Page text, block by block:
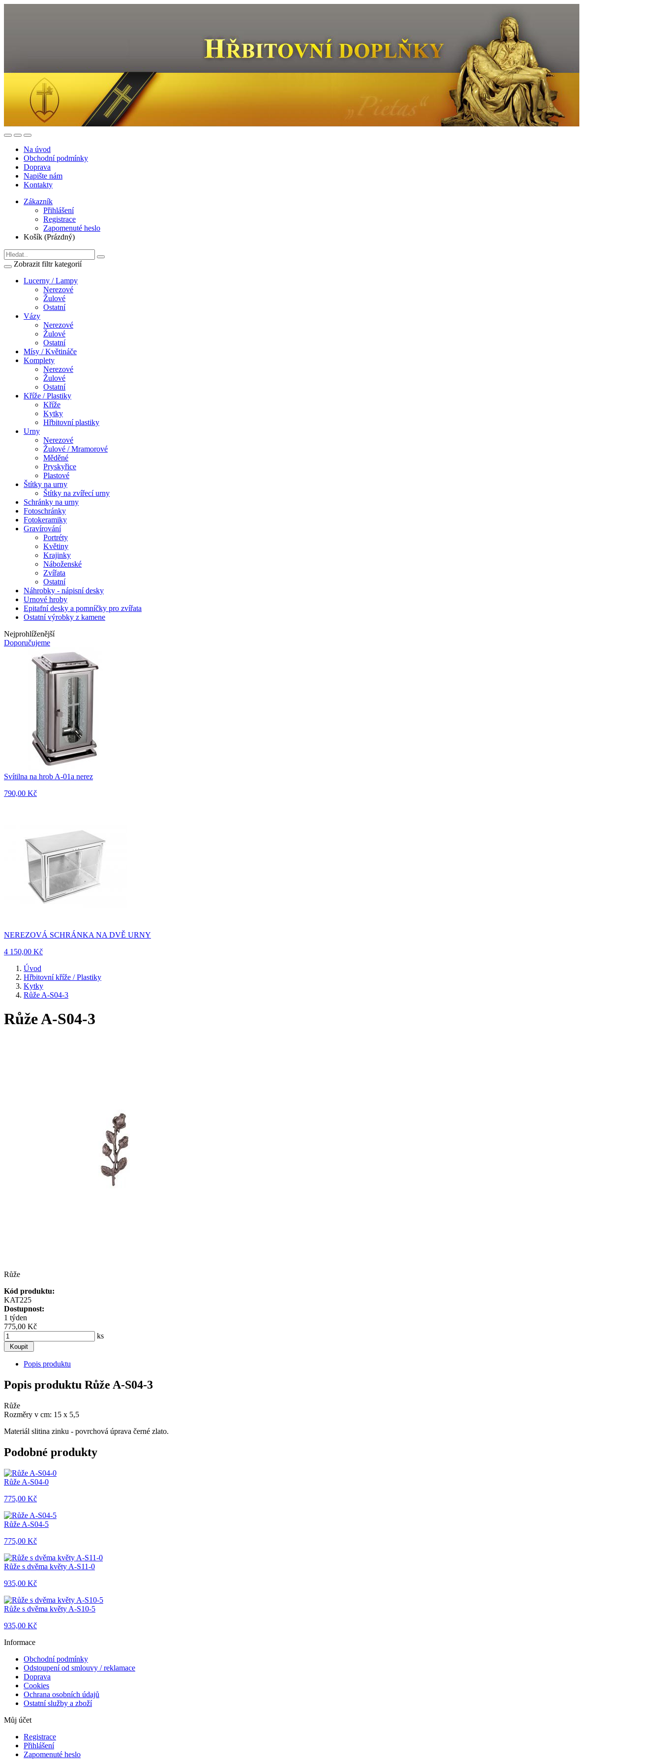
Na úvod
Obchodní podmínky
Doprava
Napište nám
Kontakty
Zákazník
Přihlášení
Registrace
Zapomenuté heslo
Košík (Prázdný)
Zobrazit filtr kategorií
Lucerny / Lampy
Nerezové
Žulové
Ostatní
Vázy
Nerezové
Žulové
Ostatní
Mísy / Květináče
Komplety
Nerezové
Žulové
Ostatní
Kříže / Plastiky
Kříže
Kytky
Hřbitovní plastiky
Urny
Nerezové
Žulové / Mramorové
Měděné
Pryskyřice
Plastové
Štítky na urny
Štítky na zvířecí urny
Schránky na urny
Fotoschránky
Fotokeramiky
Gravírování
Portréty
Květiny
Krajinky
Náboženské
Zvířata
Ostatní
Náhrobky - nápisní desky
Urnové hroby
Epitafní desky a pomníčky pro zvířata
Ostatní výrobky z kamene
Nejprohlíženější
Doporučujeme
Svítilna na hrob A-01a nerez
790,00 Kč
NEREZOVÁ SCHRÁNKA NA DVĚ URNY
4 150,00 Kč
Úvod
Hřbitovní kříže / Plastiky
Kytky
Růže A-S04-3
Růže A-S04-3
Růže
Kód produktu:
KAT225
Dostupnost:
1 týden
775,00 Kč
ks
Popis produktu
Popis produktu Růže A-S04-3
Růže
Rozměry v cm: 15 x 5,5
Materiál slitina zinku - povrchová úprava černé zlato.
Podobné produkty
Růže A-S04-0
775,00 Kč
Růže A-S04-5
775,00 Kč
Růže s dvěma květy A-S11-0
935,00 Kč
Růže s dvěma květy A-S10-5
935,00 Kč
Informace
Obchodní podmínky
Odstoupení od smlouvy / reklamace
Doprava
Cookies
Ochrana osobních údajů
Ostatní služby a zboží
Můj účet
Registrace
Přihlášení
Zapomenuté heslo